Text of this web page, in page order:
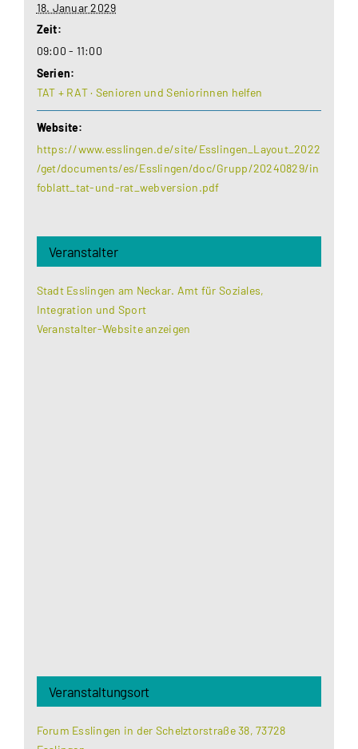
18. Januar 2029
Zeit:
09:00 - 11:00
Serien:
TAT + RAT · Senioren und Seniorinnen helfen
Website:
https://www.esslingen.de/site/Esslingen_Layout_2022
/get/documents/es/Esslingen/doc/Grupp/20240829/in
foblatt_tat-und-rat_webversion.pdf
Veranstalter
Stadt Esslingen am Neckar. Amt für Soziales,
Integration und Sport
Veranstalter-Website anzeigen
Veranstaltungsort
Forum Esslingen in der Schelztorstraße 38, 73728